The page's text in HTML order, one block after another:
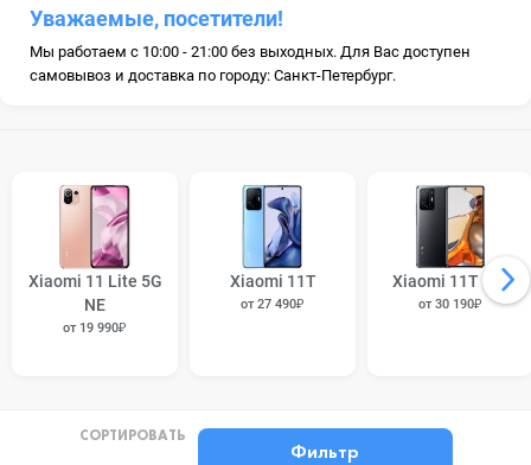
Уважаемые, посетители!
Мы работаем с 10:00 - 21:00 без выходных. Для Вас доступен
самовывоз и доставка по городу: Санкт-Петербург.
Xiaomi 11 Lite 5G
NE
от 19 990₽
Xiaomi 11T
от 27 490₽
Xiaomi 11T Pro
от 30 190₽
СОРТИРОВАТЬ
Фильтр